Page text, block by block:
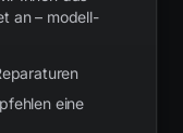
an – modell-
eine